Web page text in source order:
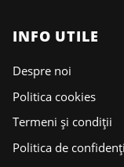
INFO UTILE
Despre noi
Politica cookies
Termeni și condiții
Politica de